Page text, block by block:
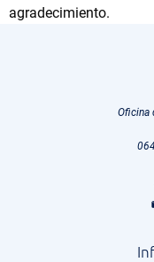
agradecimiento.
Oficina